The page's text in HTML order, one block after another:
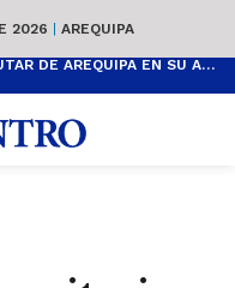
2026 | AREQUIPA
ACTIVIDADES GRATUITAS PARA DISFRUTAR DE AREQUIPA EN SU ANIVERSARIO